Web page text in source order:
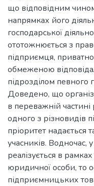
що відповідним
напрямках його
господарської
ототожнюється з
підприємця,
обмеженою
підрозділом певного
Доведено, що
в переважній
одного з різновидів
пріоритет надається
учасників. Водночас,
реалізується в
юридичної особи, то
підприємницьких